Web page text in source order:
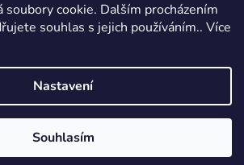
soubory cookie. Dalším procházením
souhlas s jejich používáním.. Více
Nastavení
Souhlasím
Vytvořil Shoptet
Gym. Všechna práva vyhrazena.